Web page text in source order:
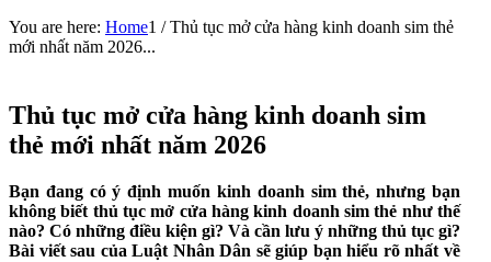
You are here: Home1 / Thủ tục mở cửa hàng kinh doanh sim thẻ
mới nhất năm 2026...
Thủ tục mở cửa hàng kinh doanh sim
thẻ mới nhất năm 2026
Bạn đang có ý định muốn kinh doanh sim thẻ, nhưng bạn
không biết thủ tục mở cửa hàng kinh doanh sim thẻ như thế
nào? Có những điều kiện gì? Và cần lưu ý những thủ tục gì?
Bài viết sau của Luật Nhân Dân sẽ giúp bạn hiểu rõ nhất về